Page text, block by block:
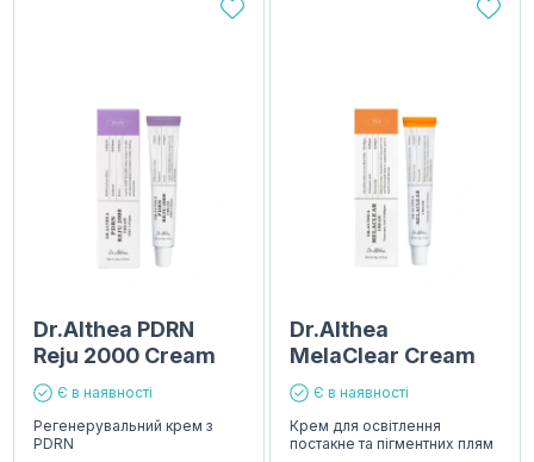
Dr.Althea PDRN
Reju 2000 Cream
Є в наявності
Регенерувальний крем з
PDRN
Dr.Althea
MelaClear Cream
Є в наявності
Крем для освітлення
постакне та пігментних плям